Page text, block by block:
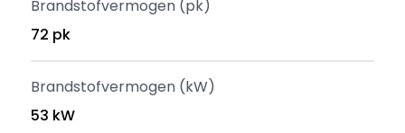
Brandstofvermogen (pk)
72 pk
Brandstofvermogen (kW)
53 kW